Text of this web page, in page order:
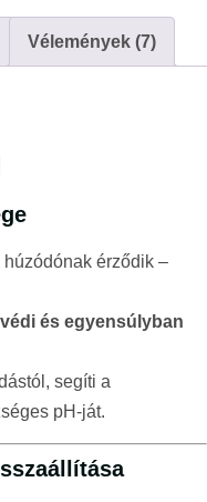
Vélemények (7)
érződik –
és egyensúlyban
segíti a
pH-ját.